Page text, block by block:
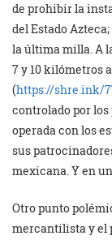
de prohibir la
del Estado
la última milla. A
7 y 10 kilómetros
(https://shre.ink/
controlado por
operada con los
sus
mexicana. Y en
Otro punto
mercantilista y el